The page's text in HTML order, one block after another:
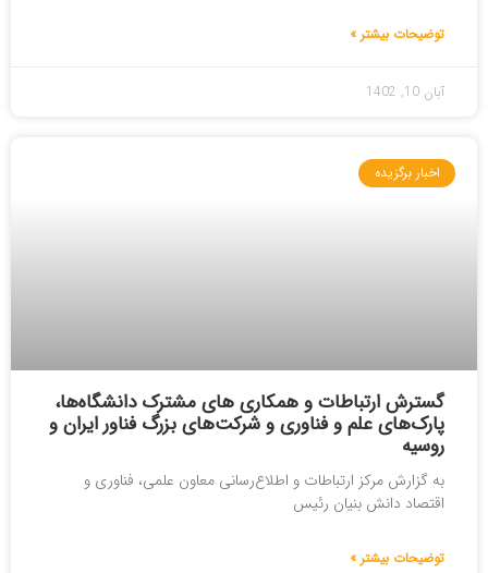
توضیحات بیشتر »
آبان 10, 1402
اخبار برگزیده
گسترش ارتباطات و همکار‌ی های مشترک دانشگاه‌ها،
پارک‌های علم و فناوری و شرکت‌های بزرگ فناور ایران و
روسیه
به گزارش مرکز ارتباطات و اطلاع‌رسانی معاون علمی، فناوری و
اقتصاد دانش بنیان رئیس
توضیحات بیشتر »